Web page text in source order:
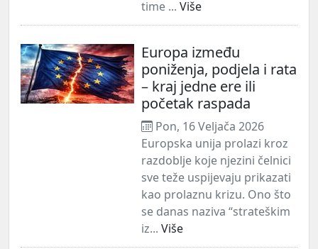
time ... Više
Europa između
poniženja, podjela i rata
– kraj jedne ere ili
početak raspada
Pon, 16 Veljača 2026
Europska unija prolazi kroz
razdoblje koje njezini čelnici
sve teže uspijevaju prikazati
kao prolaznu krizu. Ono što
se danas naziva “strateškim
iz... Više